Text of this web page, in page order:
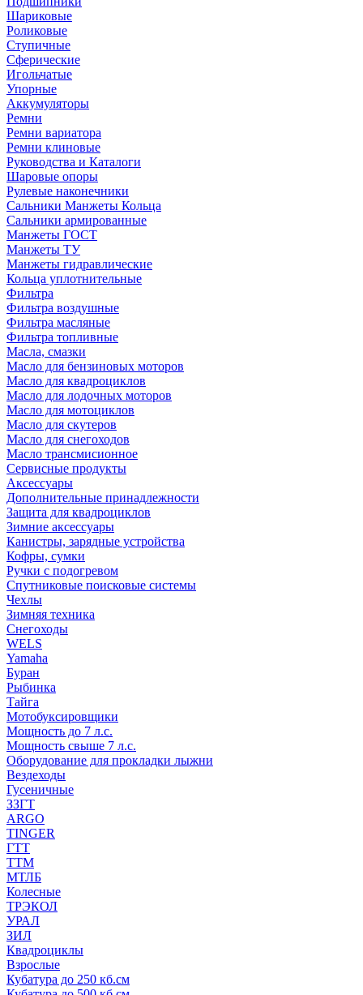
Шариковые
Роликовые
Ступичные
Сферические
Игольчатые
Упорные
Аккумуляторы
Ремни
Ремни вариатора
Ремни клиновые
Руководства и Каталоги
Шаровые опоры
Рулевые наконечники
Сальники Манжеты Кольца
Сальники армированные
Манжеты ГОСТ
Манжеты ТУ
Манжеты гидравлические
Кольца уплотнительные
Фильтра
Фильтра воздушные
Фильтра масляные
Фильтра топливные
Масла, смазки
Масло для бензиновых моторов
Масло для квадроциклов
Масло для лодочных моторов
Масло для мотоциклов
Масло для скутеров
Масло для снегоходов
Масло трансмисионное
Сервисные продукты
Аксессуары
Дополнительные принадлежности
Защита для квадроциклов
Зимние аксессуары
Канистры, зарядные устройства
Кофры, сумки
Ручки с подогревом
Спутниковые поисковые системы
Чехлы
Зимняя техника
Снегоходы
WELS
Yamaha
Буран
Рыбинка
Тайга
Мотобуксировщики
Мощность до 7 л.с.
Мощность свыше 7 л.с.
Оборудование для прокладки лыжни
Вездеходы
Гусеничные
ЗЗГТ
ARGO
TINGER
ГТТ
ТТМ
МТЛБ
Колесные
ТРЭКОЛ
УРАЛ
ЗИЛ
Квадроциклы
Взрослые
Кубатура до 250 кб.см